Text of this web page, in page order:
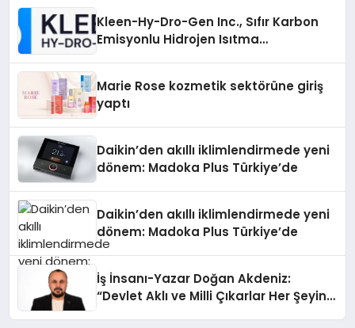
Kleen-Hy-Dro-Gen Inc., Sıfır Karbon
Emisyonlu Hidrojen Isıtma
Marie Rose kozmetik sektörüne giriş
yaptı
Daikin’den akıllı iklimlendirmede yeni
dönem: Madoka Plus Türkiye’de
Daikin’den akıllı iklimlendirmede yeni
dönem: Madoka Plus Türkiye’de
İş İnsanı-Yazar Doğan Akdeniz:
“Devlet Aklı ve Milli Çıkarlar Her Şeyin